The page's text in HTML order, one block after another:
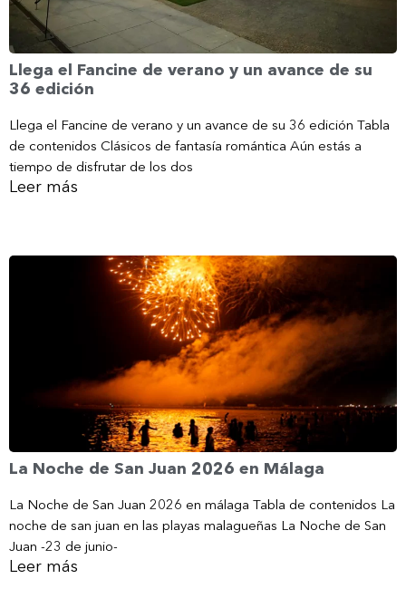
Llega el Fancine de verano y un avance de su
36 edición
Llega el Fancine de verano y un avance de su 36 edición Tabla
de contenidos Clásicos de fantasía romántica Aún estás a
tiempo de disfrutar de los dos
Leer más
La Noche de San Juan 2026 en Málaga
La Noche de San Juan 2026 en málaga Tabla de contenidos La
noche de san juan en las playas malagueñas La Noche de San
Juan -23 de junio-
Leer más